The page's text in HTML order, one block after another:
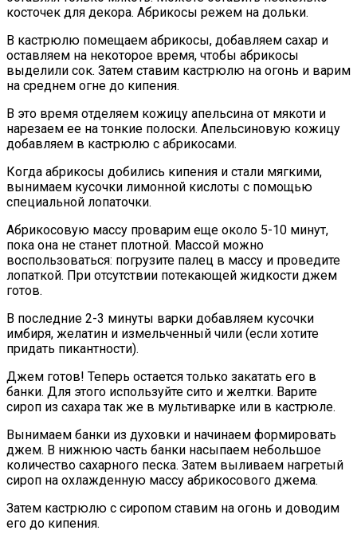
косточек для декора. Абрикосы режем на дольки.
В кастрюлю помещаем абрикосы, добавляем сахар и
оставляем на некоторое время, чтобы абрикосы
выделили сок. Затем ставим кастрюлю на огонь и варим
на среднем огне до кипения.
В это время отделяем кожицу апельсина от мякоти и
нарезаем ее на тонкие полоски. Апельсиновую кожицу
добавляем в кастрюлю с абрикосами.
Когда абрикосы добились кипения и стали мягкими,
вынимаем кусочки лимонной кислоты с помощью
специальной лопаточки.
Абрикосовую массу проварим еще около 5-10 минут,
пока она не станет плотной. Массой можно
воспользоваться: погрузите палец в массу и проведите
лопаткой. При отсутствии потекающей жидкости джем
готов.
В последние 2-3 минуты варки добавляем кусочки
имбиря, желатин и измельченный чили (если хотите
придать пикантности).
Джем готов! Теперь остается только закатать его в
банки. Для этого используйте сито и желтки. Варите
сироп из сахара так же в мультиварке или в кастрюле.
Вынимаем банки из духовки и начинаем формировать
джем. В нижнюю часть банки насыпаем небольшое
количество сахарного песка. Затем выливаем нагретый
сироп на охлажденную массу абрикосового джема.
Затем кастрюлю с сиропом ставим на огонь и доводим
его до кипения.